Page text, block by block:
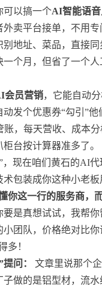
可以搞一个AI智能语
外卖平台接单，不用
别地址、菜品，直接
个月，但省了一个
会员营销，它能自动
发个优惠券“勾引”他
账，每天营收、成本
台按计算器准多了。
，现在咱们黄石的AI
包装成你这种小老板
你这一行的服务商，
要是真想试试，我帮
团队，价格绝对比你
多！
问：
文章里说那个
做的是铝型材，流水